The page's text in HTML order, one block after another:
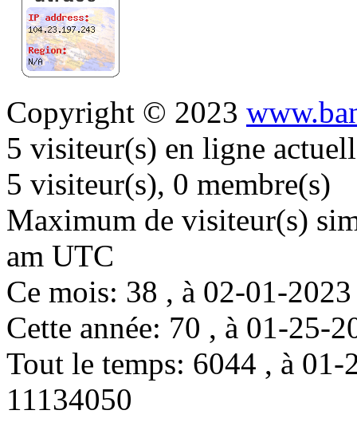
Copyright © 2023
5 visiteur(s) en ligne
5 visiteur(s), 0 membre(s)
Maximum de visiteur(s)
am UTC
Ce mois: 38 , à 02-01-
Cette année: 70 , à 01-25-
Tout le temps: 6044 , à
11134050